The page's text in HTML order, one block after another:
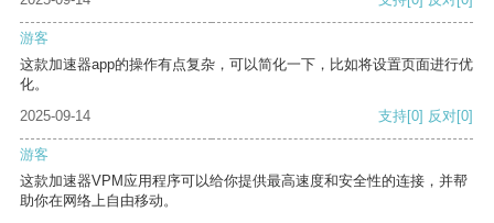
游客
这款加速器app的操作有点复杂，可以简化一下，比如将设置页面进行优
化。
2025-09-14
支持[0] 反对[0]
游客
这款加速器VPM应用程序可以给你提供最高速度和安全性的连接，并帮
助你在网络上自由移动。